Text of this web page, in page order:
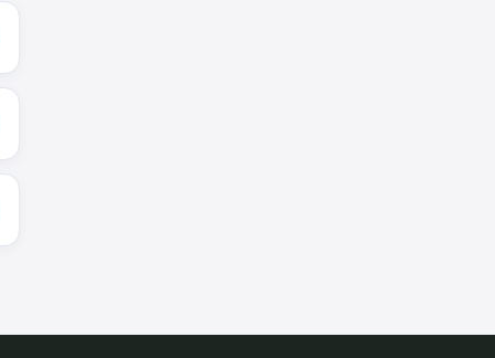
8:43